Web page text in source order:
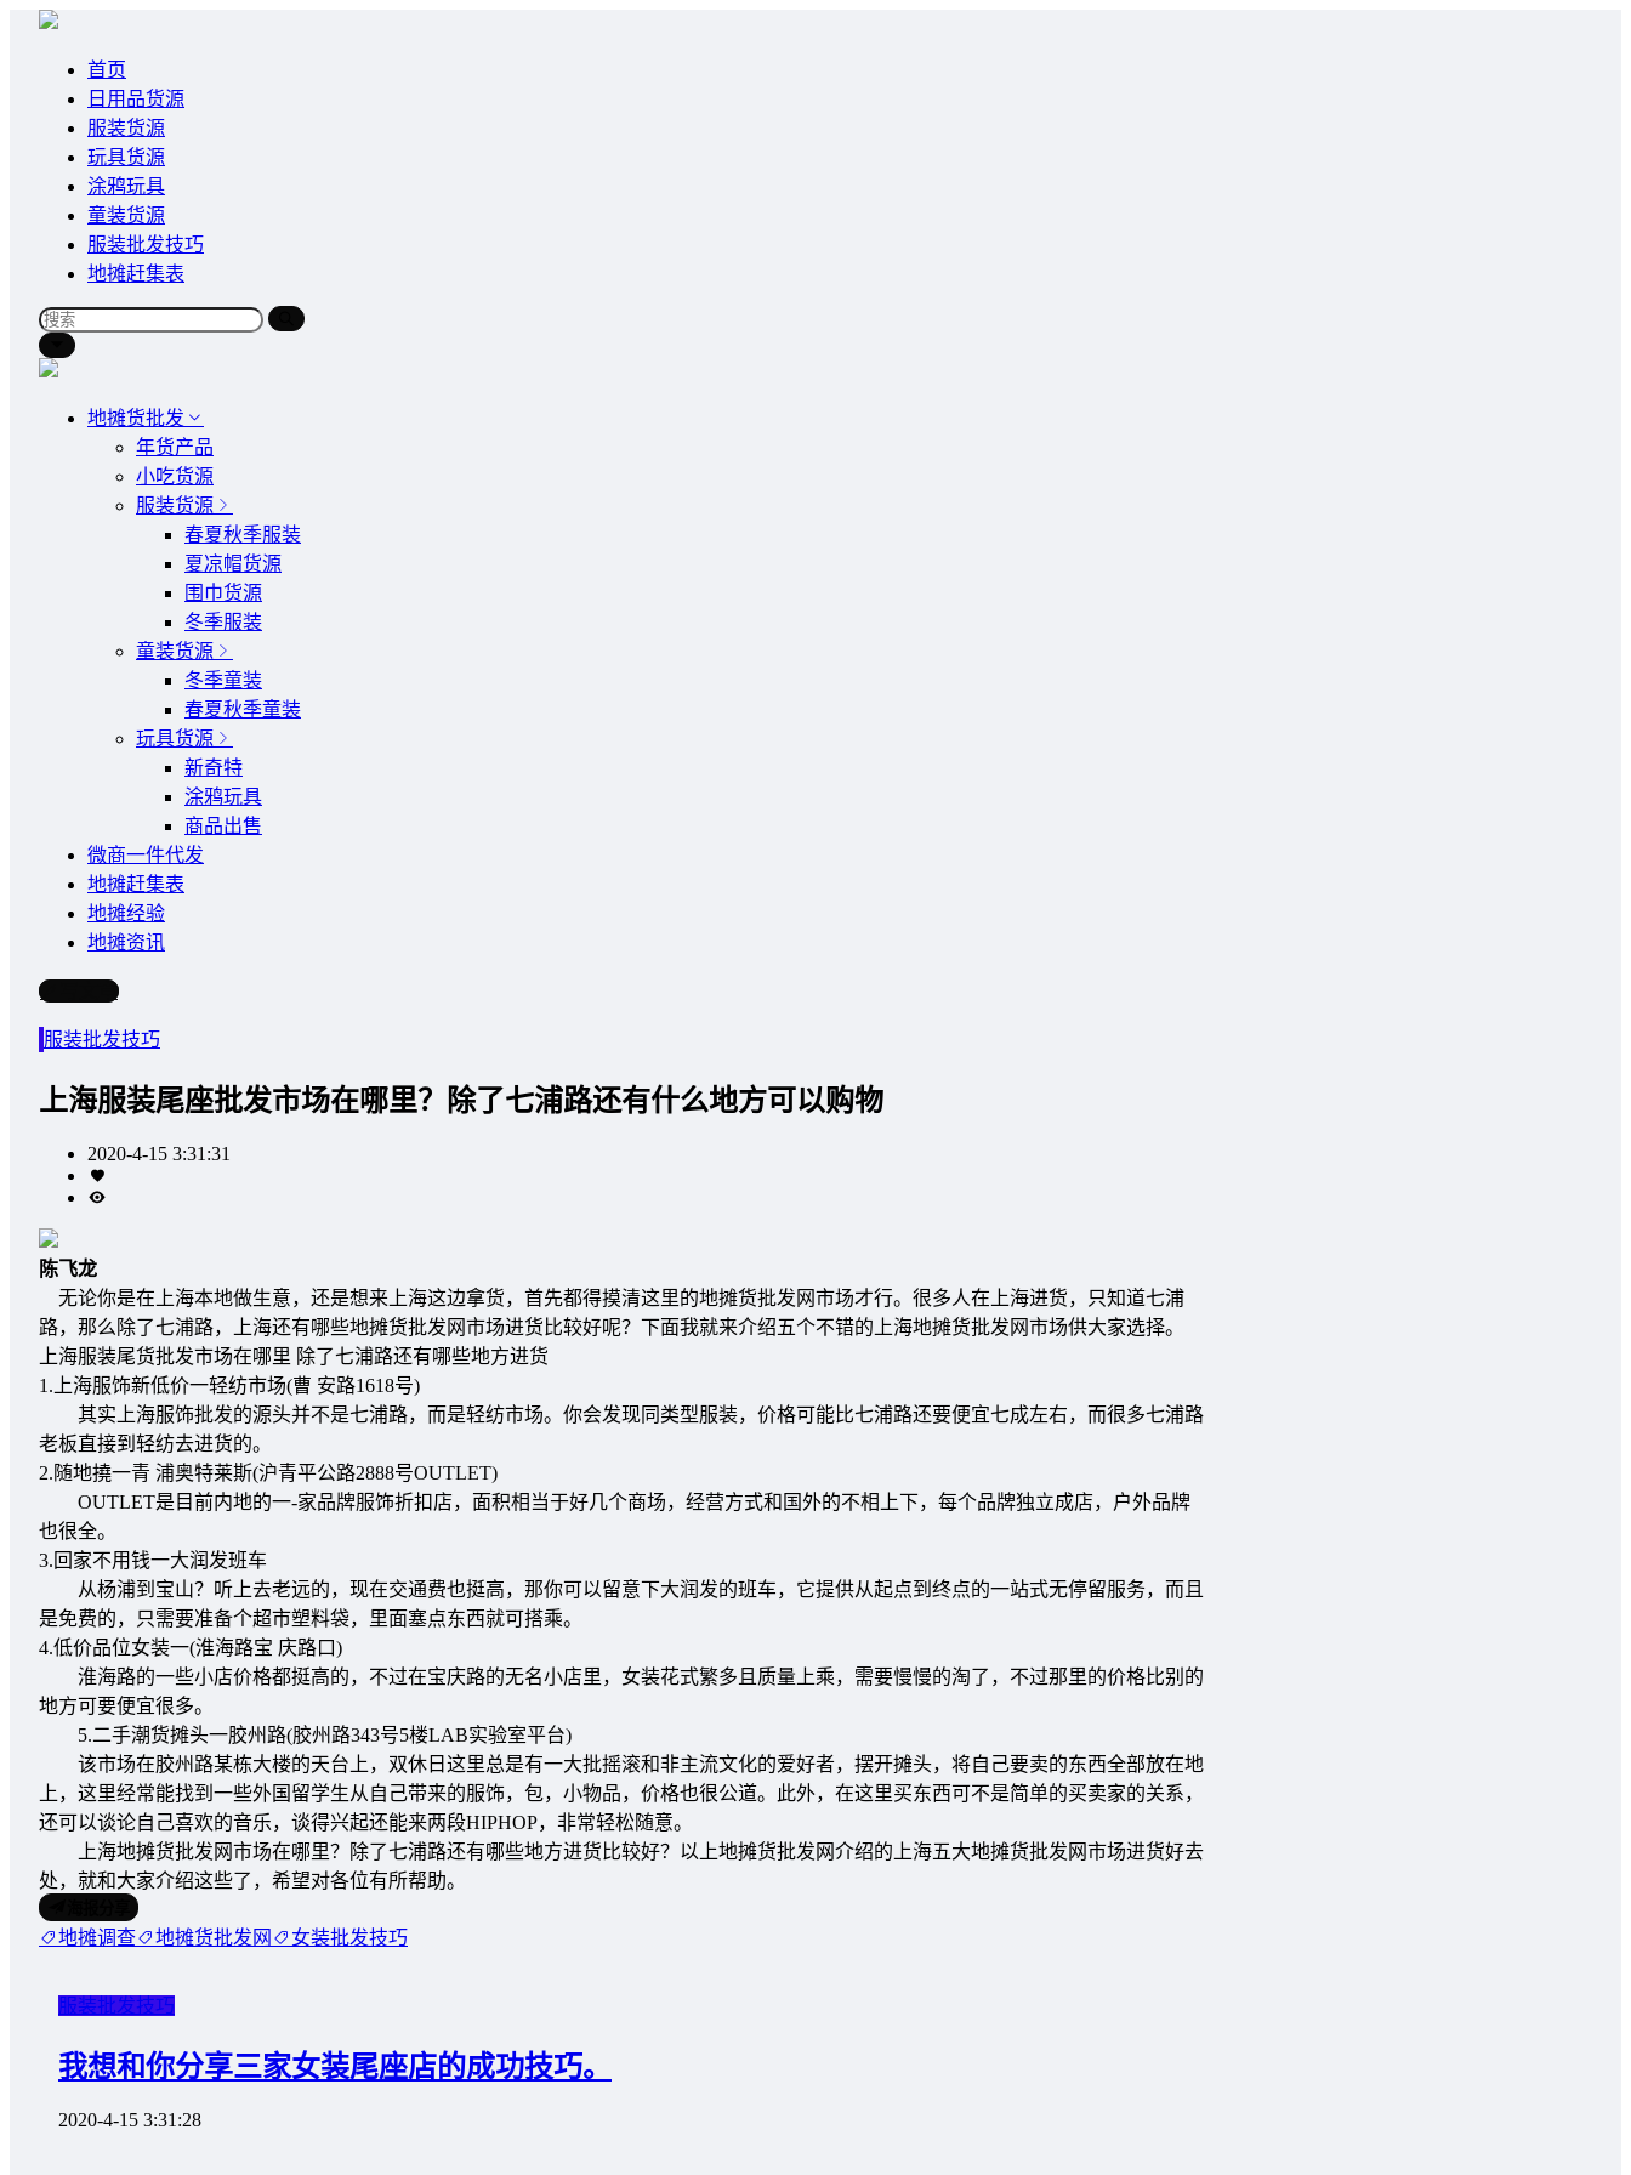
首页
日用品货源
服装货源
玩具货源
涂鸦玩具
童装货源
服装批发技巧
地摊赶集表
地摊货批发
年货产品
小吃货源
服装货源
春夏秋季服装
夏凉帽货源
围巾货源
冬季服装
童装货源
冬季童装
春夏秋季童装
玩具货源
新奇特
涂鸦玩具
商品出售
微商一件代发
地摊赶集表
地摊经验
地摊资讯
写文章
服装批发技巧
上海服装尾座批发市场在哪里？除了七浦路还有什么地方可以购物
2020-4-15 3:31:31
陈飞龙
无论你是在上海本地做生意，还是想来上海这边拿货，首先都得摸清这里的地摊货批发网市场才行。很多人在上海进货，只知道七浦
路，那么除了七浦路，上海还有哪些地摊货批发网市场进货比较好呢？下面我就来介绍五个不错的上海地摊货批发网市场供大家选择。
上海服装尾货批发市场在哪里 除了七浦路还有哪些地方进货
1.上海服饰新低价一轻纺市场(曹 安路1618号)
其实上海服饰批发的源头并不是七浦路，而是轻纺市场。你会发现同类型服装，价格可能比七浦路还要便宜七成左右，而很多七浦路
老板直接到轻纺去进货的。
2.随地撓一青 浦奥特莱斯(沪青平公路2888号OUTLET)
OUTLET是目前内地的一-家品牌服饰折扣店，面积相当于好几个商场，经营方式和国外的不相上下，每个品牌独立成店，户外品牌
也很全。
3.回家不用钱一大润发班车
从杨浦到宝山？听上去老远的，现在交通费也挺高，那你可以留意下大润发的班车，它提供从起点到终点的一站式无停留服务，而且
是免费的，只需要准备个超市塑料袋，里面塞点东西就可搭乘。
4.低价品位女装一(淮海路宝 庆路口)
淮海路的一些小店价格都挺高的，不过在宝庆路的无名小店里，女装花式繁多且质量上乘，需要慢慢的淘了，不过那里的价格比别的
地方可要便宜很多。
5.二手潮货摊头一胶州路(胶州路343号5楼LAB实验室平台)
该市场在胶州路某栋大楼的天台上，双休日这里总是有一大批摇滚和非主流文化的爱好者，摆开摊头，将自己要卖的东西全部放在地
上，这里经常能找到一些外国留学生从自己带来的服饰，包，小物品，价格也很公道。此外，在这里买东西可不是简单的买卖家的关系，
还可以谈论自己喜欢的音乐，谈得兴起还能来两段HIPHOP，非常轻松随意。
上海地摊货批发网市场在哪里？除了七浦路还有哪些地方进货比较好？以上地摊货批发网介绍的上海五大地摊货批发网市场进货好去
处，就和大家介绍这些了，希望对各位有所帮助。
地摊调查 地摊货批发网 女装批发技巧
服装批发技巧
我想和你分享三家女装尾座店的成功技巧。
2020-4-15 3:31:28